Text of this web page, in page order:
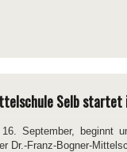
Selb startet
September, beginnt
Dr.-Franz-Bogner-